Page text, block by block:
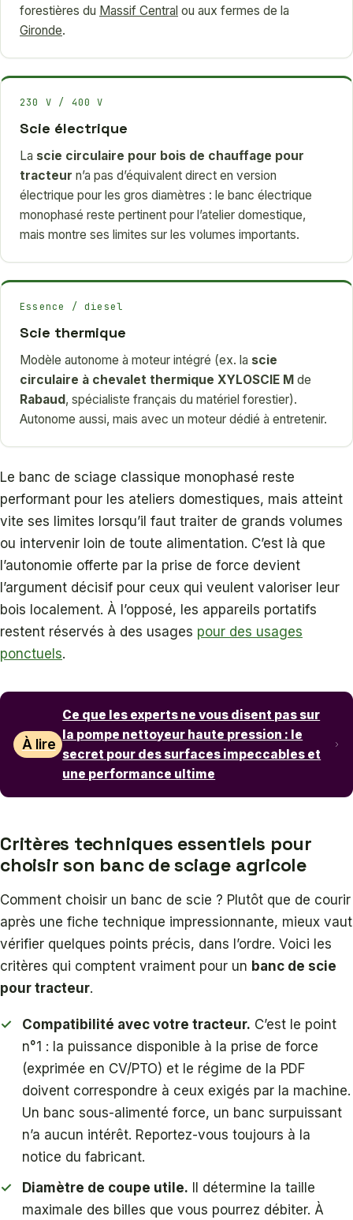
forestières du Massif Central ou aux fermes de la
Gironde.
230 V / 400 V
Scie électrique
La scie circulaire pour bois de chauffage pour
tracteur n’a pas d’équivalent direct en version
électrique pour les gros diamètres : le banc électrique
monophasé reste pertinent pour l’atelier domestique,
mais montre ses limites sur les volumes importants.
Essence / diesel
Scie thermique
Modèle autonome à moteur intégré (ex. la scie
circulaire à chevalet thermique XYLOSCIE M de
Rabaud, spécialiste français du matériel forestier).
Autonome aussi, mais avec un moteur dédié à entretenir.
Le banc de sciage classique monophasé reste
performant pour les ateliers domestiques, mais atteint
vite ses limites lorsqu’il faut traiter de grands volumes
ou intervenir loin de toute alimentation. C’est là que
l’autonomie offerte par la prise de force devient
l’argument décisif pour ceux qui veulent valoriser leur
bois localement. À l’opposé, les appareils portatifs
restent réservés à des usages pour des usages
ponctuels.
À lire
Ce que les experts ne vous disent pas sur
la pompe nettoyeur haute pression : le
secret pour des surfaces impeccables et
une performance ultime
Critères techniques essentiels pour
choisir son banc de sciage agricole
Comment choisir un banc de scie ? Plutôt que de courir
après une fiche technique impressionnante, mieux vaut
vérifier quelques points précis, dans l’ordre. Voici les
critères qui comptent vraiment pour un banc de scie
pour tracteur.
Compatibilité avec votre tracteur. C’est le point
n°1 : la puissance disponible à la prise de force
(exprimée en CV/PTO) et le régime de la PDF
doivent correspondre à ceux exigés par la machine.
Un banc sous-alimenté force, un banc surpuissant
n’a aucun intérêt. Reportez-vous toujours à la
notice du fabricant.
Diamètre de coupe utile. Il détermine la taille
maximale des billes que vous pourrez débiter. À